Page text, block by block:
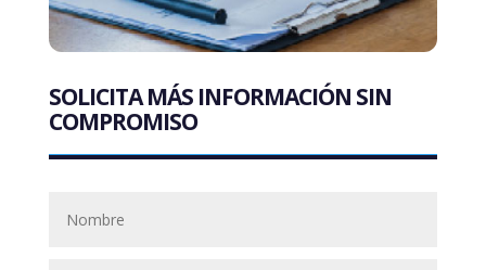
SOLICITA MÁS INFORMACIÓN SIN
COMPROMISO